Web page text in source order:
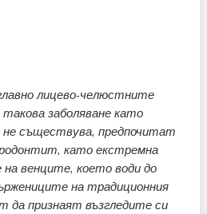
лицево-челюстните
заболяване като
не съществува, предпочитат
като екстремна
на венците, което води до
на традиционния
да признаят възгледите си